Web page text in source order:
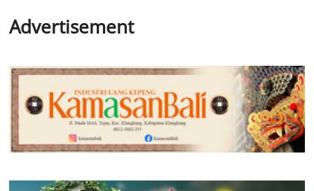
Advertisement